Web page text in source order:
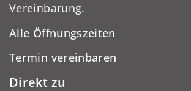
Vereinbarung.
Alle Öffnungszeiten
Termin vereinbaren
Direkt zu